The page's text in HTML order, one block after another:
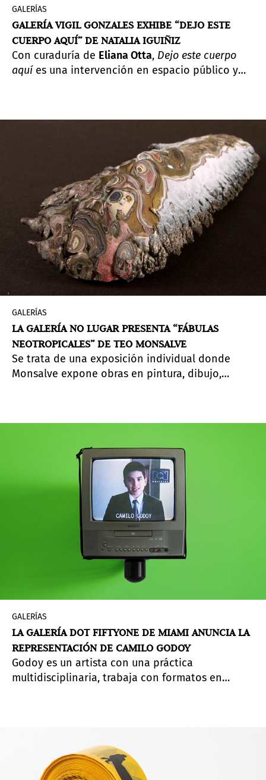
GALERÍAS
GALERÍA VIGIL GONZALES EXHIBE “DEJO ESTE
CUERPO AQUÍ” DE NATALIA IGUIÑIZ
Con curaduría de Eliana Otta, Dejo este cuerpo
aquíes una intervención en espacio público y
GALERÍAS
LA GALERÍA NO LUGAR PRESENTA “FÁBULAS
NEOTROPICALES” DE TEO MONSALVE
Se trata de una exposición individual donde
Monsalve expone obras en pintura, dibujo,
GALERÍAS
LA GALERÍA DOT FIFTYONE DE MIAMI ANUNCIA LA
REPRESENTACIÓN DE CAMILO GODOY
Godoy es un artista con una práctica
multidisciplinaria, trabaja con formatos en